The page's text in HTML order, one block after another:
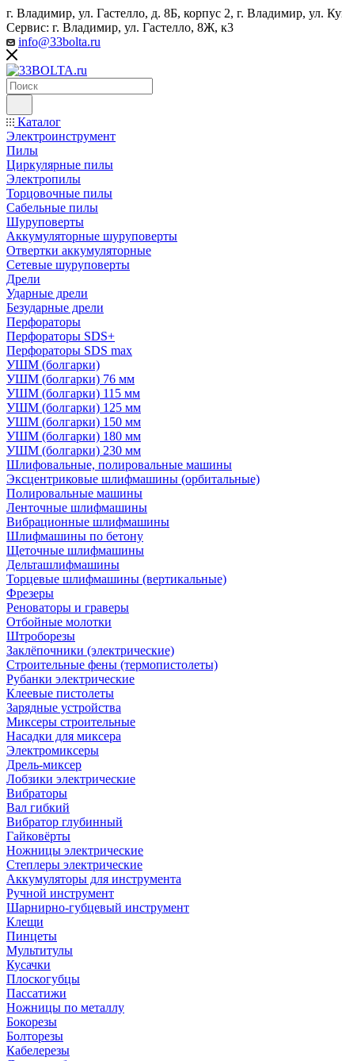
г. Владимир, ул. Гастелло, д. 8Б, корпус 2, г. Владимир, ул.
Сервис: г. Владимир, ул. Гастелло, 8Ж, к3
info@33bolta.ru
Каталог
Электроинструмент
Пилы
Циркулярные пилы
Электропилы
Торцовочные пилы
Сабельные пилы
Шуруповерты
Аккумуляторные шуруповерты
Отвертки аккумуляторные
Сетевые шуруповерты
Дрели
Ударные дрели
Безударные дрели
Перфораторы
Перфораторы SDS+
Перфораторы SDS max
УШМ (болгарки)
УШМ (болгарки) 76 мм
УШМ (болгарки) 115 мм
УШМ (болгарки) 125 мм
УШМ (болгарки) 150 мм
УШМ (болгарки) 180 мм
УШМ (болгарки) 230 мм
Шлифовальные, полировальные машины
Эксцентриковые шлифмашины (орбитальные)
Полировальные машины
Ленточные шлифмашины
Вибрационные шлифмашины
Шлифмашины по бетону
Щеточные шлифмашины
Дельташлифмашины
Торцевые шлифмашины (вертикальные)
Фрезеры
Реноваторы и граверы
Отбойные молотки
Штроборезы
Заклёпочники (электрические)
Строительные фены (термопистолеты)
Рубанки электрические
Клеевые пистолеты
Зарядные устройства
Миксеры строительные
Насадки для миксера
Электромиксеры
Дрель-миксер
Лобзики электрические
Вибраторы
Вал гибкий
Вибратор глубинный
Гайковёрты
Ножницы электрические
Степлеры электрические
Аккумуляторы для инструмента
Ручной инструмент
Шарнирно-губцевый инструмент
Клещи
Пинцеты
Мультитулы
Кусачки
Плоскогубцы
Пассатижи
Ножницы по металлу
Бокорезы
Болторезы
Кабелерезы